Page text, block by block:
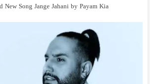
New Song Jange Jahani by Payam Kia